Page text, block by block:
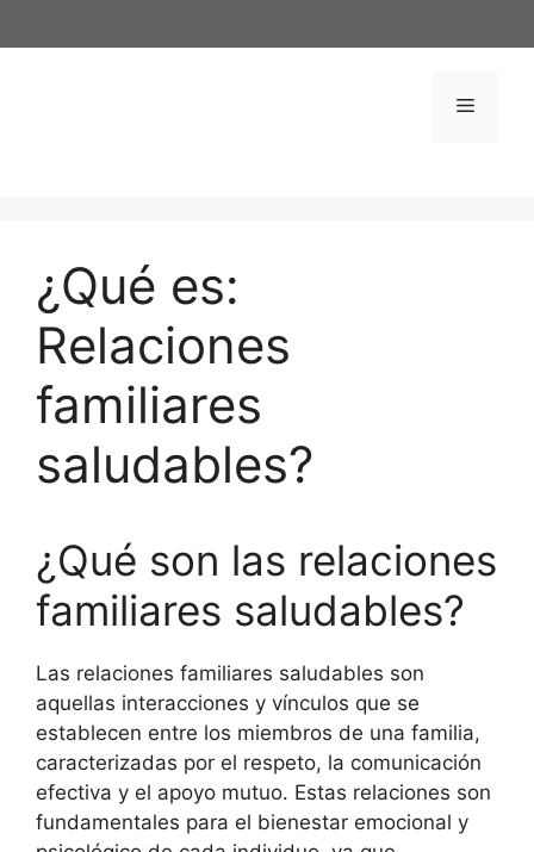
al
Menú
¿Qué es:
Relaciones
familiares
saludables?
¿Qué son las relaciones
familiares saludables?
Las relaciones familiares saludables son
aquellas interacciones y vínculos que se
establecen entre los miembros de una familia,
caracterizadas por el respeto, la comunicación
efectiva y el apoyo mutuo. Estas relaciones son
fundamentales para el bienestar emocional y